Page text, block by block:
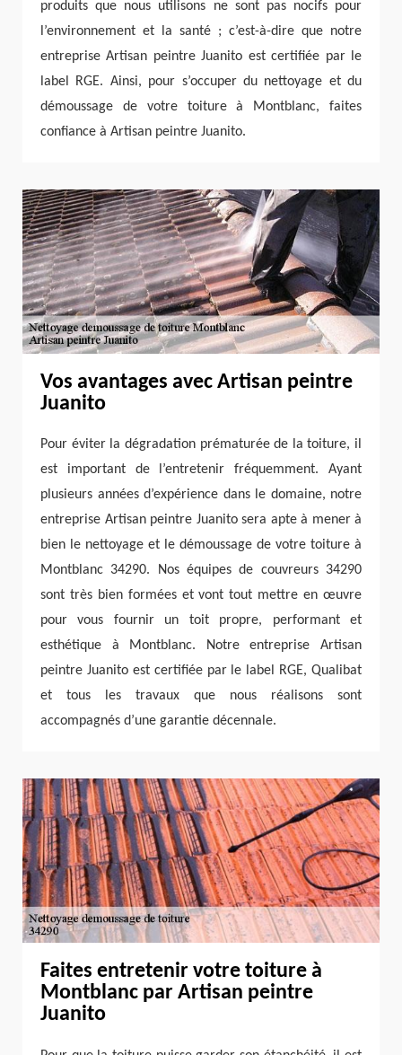
produits que nous utilisons ne sont pas nocifs pour
l’environnement et la santé ; c’est-à-dire que notre
entreprise Artisan peintre Juanito est certifiée par le
label RGE. Ainsi, pour s’occuper du nettoyage et du
démoussage de votre toiture à Montblanc, faites
confiance à Artisan peintre Juanito.
Vos avantages avec Artisan peintre
Juanito
Pour éviter la dégradation prématurée de la toiture, il
est important de l’entretenir fréquemment. Ayant
plusieurs années d’expérience dans le domaine, notre
entreprise Artisan peintre Juanito sera apte à mener à
bien le nettoyage et le démoussage de votre toiture à
Montblanc 34290. Nos équipes de couvreurs 34290
sont très bien formées et vont tout mettre en œuvre
pour vous fournir un toit propre, performant et
esthétique à Montblanc. Notre entreprise Artisan
peintre Juanito est certifiée par le label RGE, Qualibat
et tous les travaux que nous réalisons sont
accompagnés d’une garantie décennale.
Faites entretenir votre toiture à
Montblanc par Artisan peintre
Juanito